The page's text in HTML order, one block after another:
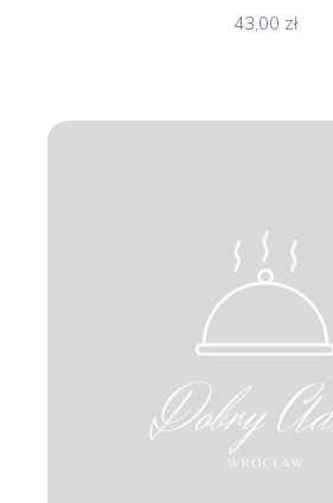
43,00 zł